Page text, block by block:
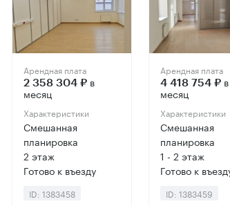
Арендная плата
2 358 304 ₽в
месяц
Характеристики
Смешанная
планировка
2 этаж
Готово к въезду
ID: 1383458
Арендная плата
4 418 754 ₽ в
месяц
Характеристики
Смешанная
планировка
1 - 2 этаж
Готово к
ID: 1383459